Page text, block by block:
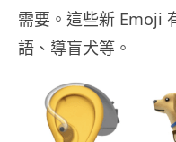
需要。這些新 Emoji
語、導盲犬等。